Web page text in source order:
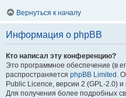
Вернуться к началу
Информация о phpBB
Кто написал эту конференцию?
Это программное обеспечение (в
распространяется phpBB Limited .
Public Licence, версии 2 (GPL-2.0)
Для получения более подробных